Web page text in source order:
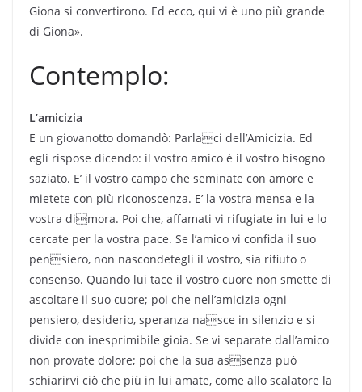
Giona si convertirono. Ed ecco, qui vi è uno più grande
di Giona».
Contemplo:
L’amicizia
E un giovanotto domandò: Parlaci dell’Amicizia. Ed
egli rispose dicendo: il vostro amico è il vostro bisogno
saziato. E’ il vostro campo che seminate con amore e
mietete con più riconoscenza. E’ la vostra mensa e la
vostra dimora. Poi che, affamati vi rifugiate in lui e lo
cercate per la vostra pace. Se l’amico vi confida il suo
pensiero, non nascondetegli il vostro, sia rifiuto o
consenso. Quando lui tace il vostro cuore non smette di
ascoltare il suo cuore; poi che nell’amicizia ogni
pensiero, desiderio, speranza nasce in silenzio e si
divide con inesprimibile gioia. Se vi separate dall’amico
non provate dolore; poi che la sua assenza può
schiarirvi ciò che più in lui amate, come allo scalatore la